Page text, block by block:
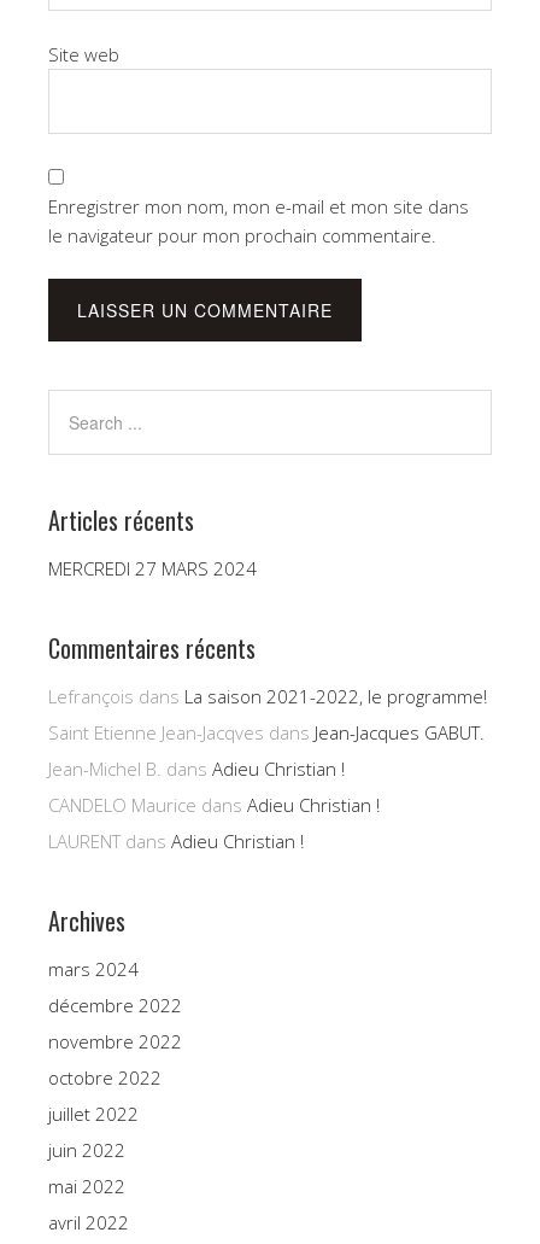
Site web
Enregistrer mon nom, mon e-mail et mon site dans
le navigateur pour mon prochain commentaire.
Articles récents
MERCREDI 27 MARS 2024
Commentaires récents
Lefrançois dans La saison 2021-2022, le programme!
Saint Etienne Jean-Jacqves dans Jean-Jacques GABUT.
Jean-Michel B. dans Adieu Christian !
CANDELO Maurice dans Adieu Christian !
LAURENTdans Adieu Christian !
Archives
mars 2024
décembre 2022
novembre 2022
octobre 2022
juillet 2022
juin 2022
mai 2022
avril 2022